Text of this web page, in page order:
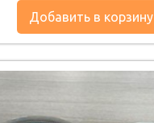
Добавить в корзину